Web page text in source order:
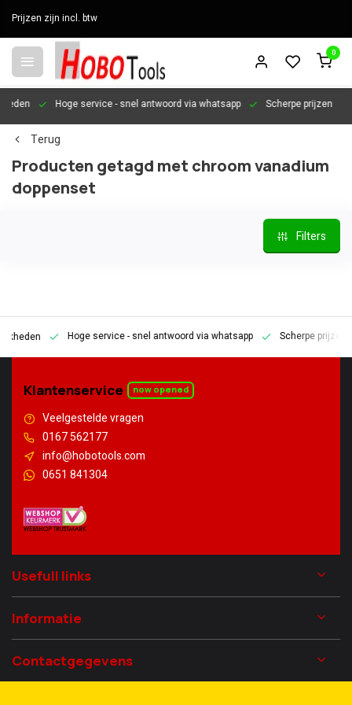
Prijzen zijn incl. btw
0
Hoge service- snel antwoord via whatsapp Scherpe prijzen
Terug
Producten getagd met chroom vanadium
doppenset
Filters
Hoge service- snel antwoord via whatsapp Scherpe prijzen
Klantenservice now opened
Veelgestelde vragen
0167 562177
info@hobotools.com
0651 841304
Usefull links
Informatie
Contactgegevens